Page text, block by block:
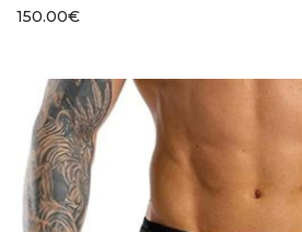
150.00€